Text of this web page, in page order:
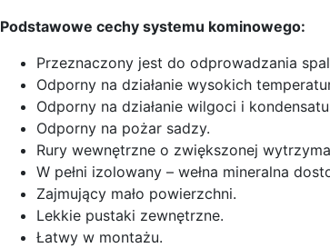
Podstawowe cechy systemu kominowego:
Przeznaczony jest do odprowadzania
Odporny na działanie wysokich
Odporny na działanie wilgoci i
Odporny na pożar sadzy.
Rury wewnętrzne o zwiększonej
W pełni izolowany – wełna mineralna
Zajmujący mało powierzchni.
Lekkie pustaki zewnętrzne.
Łatwy w montażu.